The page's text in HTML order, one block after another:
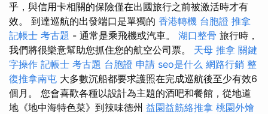
乎，與信用卡相關的保險僅在出國旅行之前被激活時才有
效。 到達巡航的出發端口是單獨的 香港轉機 台胞證 推拿
記帳士 考古題 - 通常是乘飛機或汽車。 湖口整骨 旅行時，
我們將很樂意幫助您抓住您的航空公司票。 天母 推拿 關鍵
字操作 記帳士 考古題 台胞證 申請 seo是什么 網路行銷 整
復推拿南屯 大多數沉船都要求護照在完成巡航後至少有效6
個月。 您會喜歡各種以設計為主題的酒吧和餐館，從地道
地《地中海特色菜》到辣味德州 益園益筋絡推拿 桃園外燴